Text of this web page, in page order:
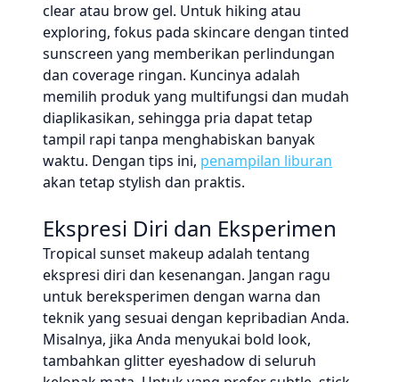
clear atau brow gel. Untuk hiking atau
exploring, fokus pada skincare dengan tinted
sunscreen yang memberikan perlindungan
dan coverage ringan. Kuncinya adalah
memilih produk yang multifungsi dan mudah
diaplikasikan, sehingga pria dapat tetap
tampil rapi tanpa menghabiskan banyak
waktu. Dengan tips ini, penampilan liburan
akan tetap stylish dan praktis.
Ekspresi Diri dan Eksperimen
Tropical sunset makeup adalah tentang
ekspresi diri dan kesenangan. Jangan ragu
untuk bereksperimen dengan warna dan
teknik yang sesuai dengan kepribadian Anda.
Misalnya, jika Anda menyukai bold look,
tambahkan glitter eyeshadow di seluruh